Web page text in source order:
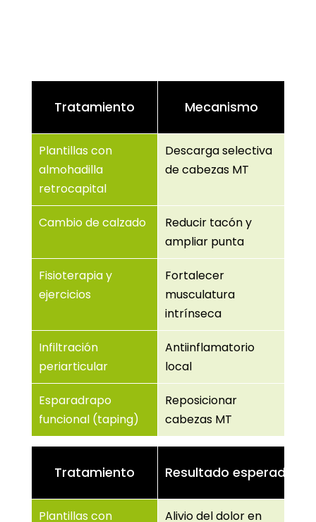
Tratamiento
Plantillas con
almohadilla
retrocapital
Cambio de calzado
Fisioterapia y
ejercicios
Infiltración
periarticular
Esparadrapo
funcional (taping)
Mecanismo
Descarga selectiva
de cabezas MT
Reducir tacón y
ampliar punta
Fortalecer
musculatura
intrínseca
Antiinflamatorio
local
Reposicionar
cabezas MT
Tratamiento
Plantillas con
Resultado esperado
Alivio del dolor en